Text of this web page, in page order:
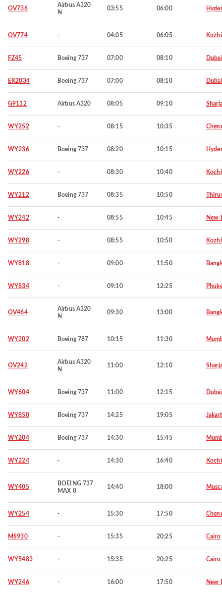
OV736
Airbus A320
N
03:55 06:00
OV774 - 04:05 06:05
FZ45 Boeing 737 07:00 08:10 Dubai
EK2034 Boeing 737 07:00 08:10 Dubai
G9112 Airbus A320 08:05 09:10
WY252 - 08:15 10:35
WY236 Boeing 737 08:20 10:15
WY226 - 08:30 10:40 Kochi
WY212 Boeing 737 08:35 10:50
WY242 - 08:55 10:45 New
WY298 - 08:55 10:50
WY818 - 09:00 11:50
WY834 - 09:10 12:25
OV464
Airbus A320
N
09:30 13:00
WY202 Boeing 787 10:15 11:30
OV242
Airbus A320
N
11:00 12:10
WY604 Boeing 737 11:00 12:15 Dubai
WY850 Boeing 737 14:25 19:05
WY204 Boeing 737 14:30 15:45
WY224 - 14:30 16:40 Kochi
WY405
BOEING 737
MAX 8
14:40 18:00
WY254 - 15:30 17:50
MS930 - 15:35 20:25 Cairo
WY5483 - 15:35 20:25 Cairo
WY246 - 16:00 17:50 New